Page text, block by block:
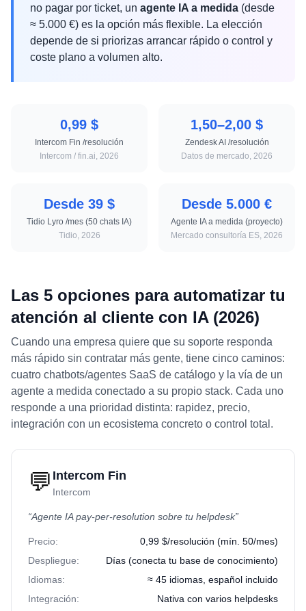
no pagar por ticket, un agente IA a medida (desde
≈ 5.000 €) es la opción más flexible. La elección
depende de si priorizas arrancar rápido o control y
coste plano a volumen alto.
0,99 $
Intercom Fin /resolución
Intercom / fin.ai, 2026
1,50–2,00 $
Zendesk AI /resolución
Datos de mercado, 2026
Desde 39 $
Tidio Lyro /mes (50 chats IA)
Tidio, 2026
Desde 5.000 €
Agente IA a medida (proyecto)
Mercado consultoría ES, 2026
Las 5 opciones para automatizar tu
atención al cliente con IA (2026)
Cuando una empresa quiere que su soporte responda
más rápido sin contratar más gente, tiene cinco caminos:
cuatro chatbots/agentes SaaS de catálogo y la vía de un
agente a medida conectado a su propio stack. Cada uno
responde a una prioridad distinta: rapidez, precio,
integración con un ecosistema concreto o control total.
💬 Intercom Fin
Intercom
“Agente IA pay-per-resolution sobre tu helpdesk”
Precio:
0,99 $/resolución (mín. 50/mes)
Despliegue:
Días (conecta tu base de conocimiento)
Idiomas:
≈ 45 idiomas, español incluido
Integración:
Nativa con varios helpdesks